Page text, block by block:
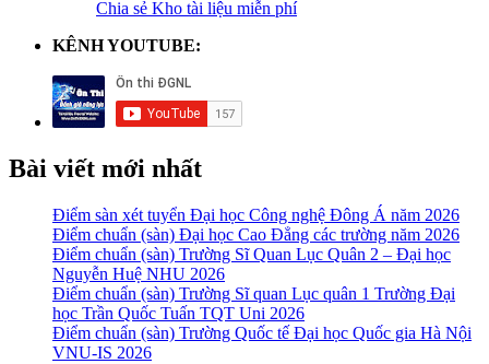
Chia sẻ Kho tài liệu miễn phí
KÊNH YOUTUBE:
Bài viết mới nhất
Điểm sàn xét tuyển Đại học Công nghệ Đông Á năm 2026
Điểm chuẩn (sàn) Đại học Cao Đẳng các trường năm 2026
Điểm chuẩn (sàn) Trường Sĩ Quan Lục Quân 2 – Đại học
Nguyễn Huệ NHU 2026
Điểm chuẩn (sàn) Trường Sĩ quan Lục quân 1 Trường Đại
học Trần Quốc Tuấn TQT Uni 2026
Điểm chuẩn (sàn) Trường Quốc tế Đại học Quốc gia Hà Nội
VNU-IS 2026